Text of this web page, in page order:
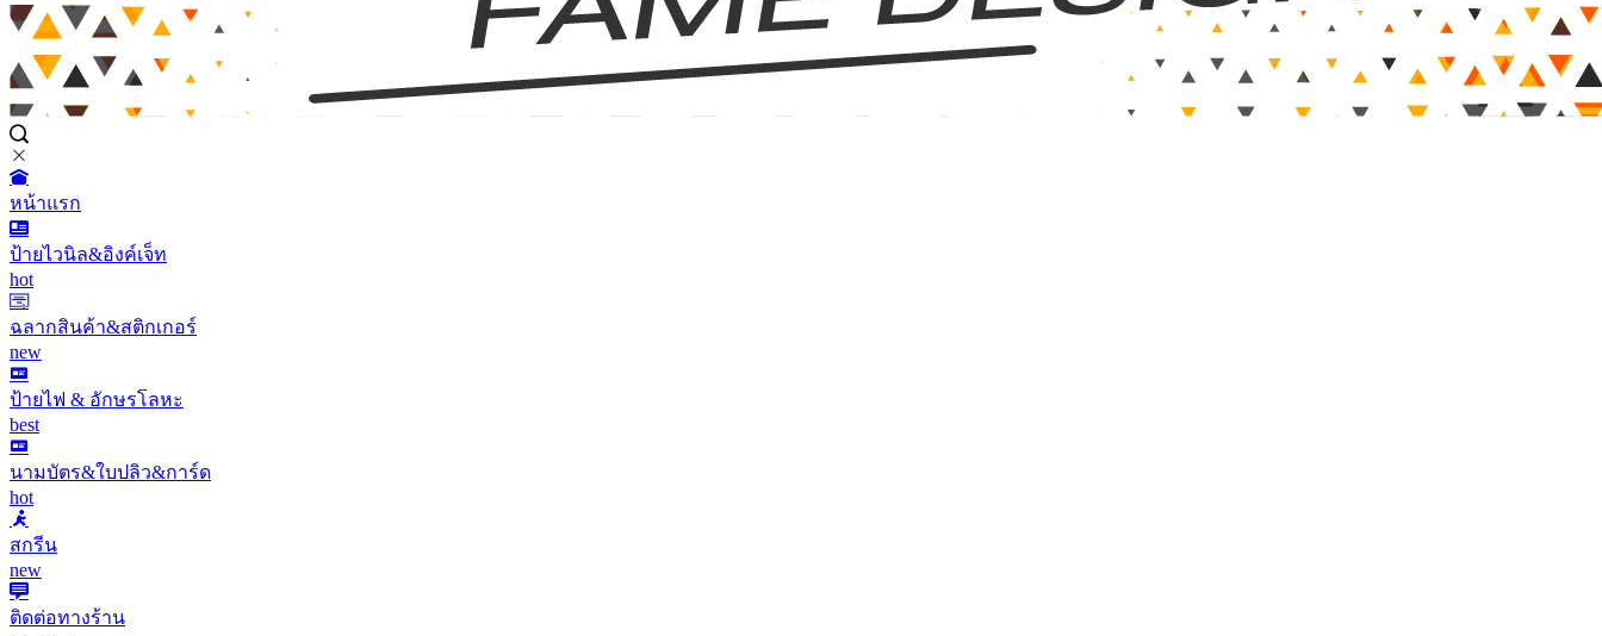
หน้าแรก
ป้ายไวนิล&อิงค์เจ็ท
hot
ฉลากสินค้า&สติกเกอร์
new
ป้ายไฟ & อักษรโลหะ
best
นามบัตร&ใบปลิว&การ์ด
hot
สกรีน
new
ติดต่อทางร้าน